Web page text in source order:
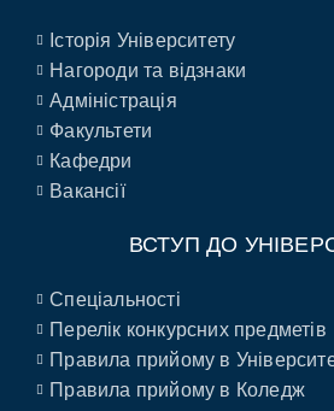
Історія Університету
Нагороди та відзнаки
Адміністрація
Факультети
Кафедри
Вакансії
ВСТУП ДО
Спеціальності
Перелік конкурсних предметів
Правила прийому в
Правила прийому в Коледж